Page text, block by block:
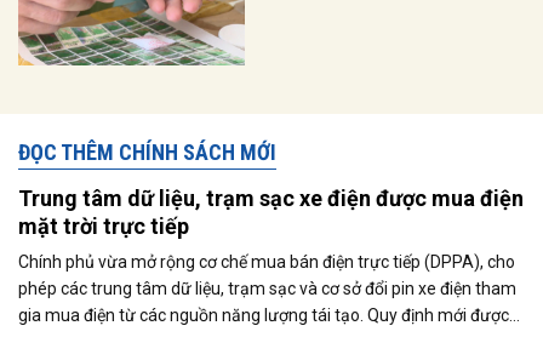
ĐỌC THÊM CHÍNH SÁCH MỚI
Trung tâm dữ liệu, trạm sạc xe điện được mua điện
mặt trời trực tiếp
Chính phủ vừa mở rộng cơ chế mua bán điện trực tiếp (DPPA), cho
phép các trung tâm dữ liệu, trạm sạc và cơ sở đổi pin xe điện tham
gia mua điện từ các nguồn năng lượng tái tạo. Quy định mới được